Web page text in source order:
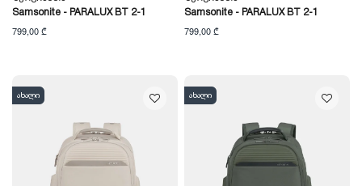
Samsonite - PARALUX BT 2-1
799,00 ₾
Samsonite - PARALUX BT 2-1
799,00 ₾
ახალი ახალი